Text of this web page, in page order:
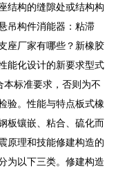
结构的缝隙处或结构构
吊构件消能器：粘滞
座厂家有哪些？新橡胶
能化设计的新要求型式
本标准要求，否则为不
验。性能与特点板式橡
板镶嵌、粘合、硫化而
原理和技能修建构造的
为以下三类。修建构造